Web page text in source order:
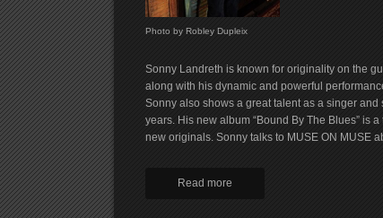
Photo by Robley Dupleix
Sonny Landreth is known for originality on the
along with his dynamic and powerful
Sonny also shows a great talent as a singer
years. His new album “Bound By The Blues” is
new originals. Sonny talks to MUSE ON MUSE
Read more